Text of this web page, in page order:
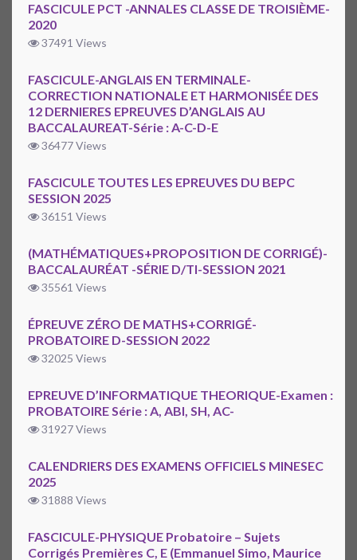
FASCICULE PCT -ANNALES CLASSE DE TROISIÈME-
2020
37491 Views
FASCICULE-ANGLAIS EN TERMINALE-
CORRECTION NATIONALE ET HARMONISÉE DES
12 DERNIERES EPREUVES D’ANGLAIS AU
BACCALAUREAT-Série : A-C-D-E
36477 Views
FASCICULE TOUTES LES EPREUVES DU BEPC
SESSION 2025
36151 Views
(MATHÉMATIQUES+PROPOSITION DE CORRIGÉ)-
BACCALAURÉAT -SÉRIE D/TI-SESSION 2021
35561 Views
ÉPREUVE ZÉRO DE MATHS+CORRIGÉ-
PROBATOIRE D-SESSION 2022
32025 Views
EPREUVE D’INFORMATIQUE THEORIQUE-Examen :
PROBATOIRE Série : A, ABI, SH, AC-
31927 Views
CALENDRIERS DES EXAMENS OFFICIELS MINESEC
2025
31888 Views
FASCICULE-PHYSIQUE Probatoire – Sujets
Corrigés Premières C, E (Emmanuel Simo, Maurice